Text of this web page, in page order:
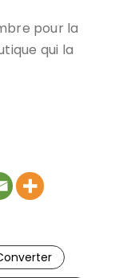
pour la
qui la